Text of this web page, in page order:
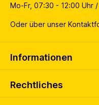
Mo-Fr, 07:30 - 12:00 Uhr
Oder über unser
Informationen
Rechtliches